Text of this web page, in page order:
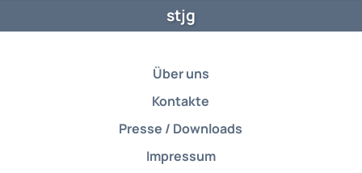
stjg
Über uns
Kontakte
Presse / Downloads
Impressum